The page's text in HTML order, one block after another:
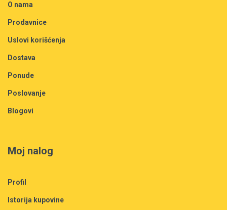
O nama
Prodavnice
Uslovi korišćenja
Dostava
Ponude
Poslovanje
Blogovi
Moj nalog
Profil
Istorija kupovine